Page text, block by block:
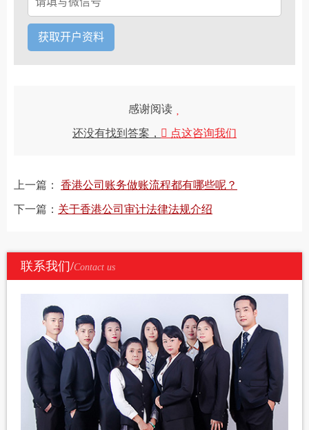
感谢阅读
还没有找到答案， 点这咨询我们
上一篇： 香港公司账务做账流程都有哪些呢？
下一篇： 关于香港公司审计法律法规介绍
联系我们/Contact us